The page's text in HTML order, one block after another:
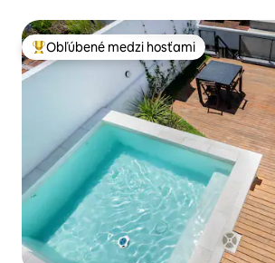
Najobľúbenejšie medzi hosťami
Obľúbené medzi hosťami